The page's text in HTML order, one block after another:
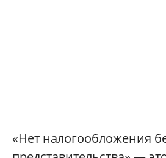
«Нет налогообложения